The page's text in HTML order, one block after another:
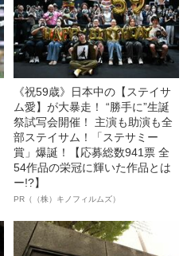
《祝59歳》日本中の【ステイサ
ム愛】が大暴走！ “勝手に”生誕
祭試写会開催！ 主演も助演も全
部ステイサム！「ステサミー
賞」爆誕！【応募総数941票 全
54作品の栄冠に輝いた作品とは
ー!?】
PR（（株）キノフィルムズ）